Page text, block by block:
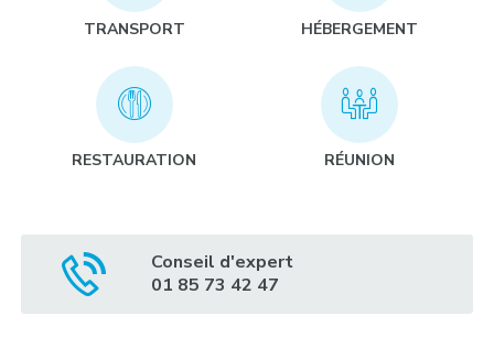
Jeu de piste dans le centre historique et autour du
TRANSPORT HÉBERGEMENT
RESTAURATION RÉUNION
Conseil d'expert
01 85 73 42 47